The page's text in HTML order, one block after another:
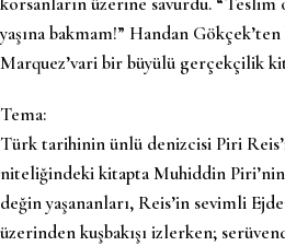
yaşına bakmam!” Handan
Marquez’vari bir büyülü gerçekçilik
Tema:
Türk tarihinin ünlü denizcisi Piri
niteliğindeki kitapta Muhiddin
değin yaşananları, Reis’in sevimli
üzerinden kuşbakışı izlerken;